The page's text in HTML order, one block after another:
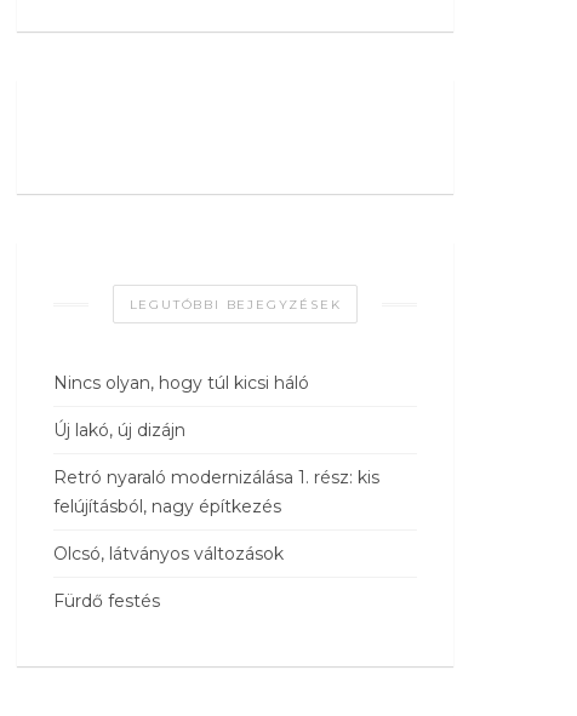
LEGUTÓBBI BEJEGYZÉSEK
Nincs olyan, hogy túl kicsi háló
Új lakó, új dizájn
Retró nyaraló modernizálása 1. rész: kis
felújításból, nagy építkezés
Olcsó, látványos változások
Fürdő festés